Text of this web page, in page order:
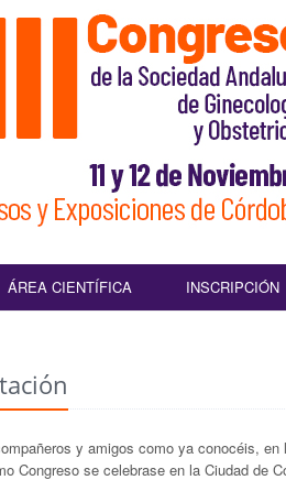
ÁREA CIENTÍFICA INSCRIPCIÓN
y amigos como ya conocéis, en
Congreso se celebrase en la Ciudad de